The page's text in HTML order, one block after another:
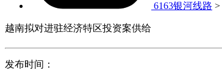
6163银河线路 >
越南拟对进驻经济特区投资案供给
发布时间：